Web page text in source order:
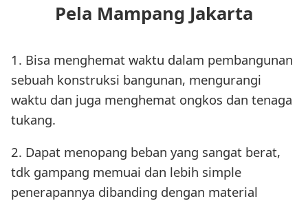
Pela Mampang Jakarta
1. Bisa menghemat waktu dalam pembangunan
sebuah konstruksi bangunan, mengurangi
waktu dan juga menghemat ongkos dan tenaga
tukang.
2. Dapat menopang beban yang sangat berat,
tdk gampang memuai dan lebih simple
penerapannya dibanding dengan material